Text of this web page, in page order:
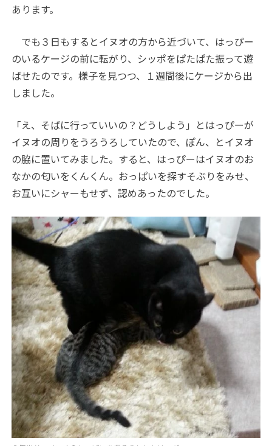
あります。
でも３日もするとイヌオの方から近づいて、はっぴー
のいるケージの前に転がり、シッポをぱたぱた振って遊
ばせたのです。様子を見つつ、１週間後にケージから出
しました。
「え、そばに行っていいの？どうしよう」とはっぴーが
イヌオの周りをうろうろしていたので、ぽん、とイヌオ
の脇に置いてみました。すると、はっぴーはイヌオのお
なかの匂いをくんくん。おっぱいを探すそぶりをみせ、
お互いにシャーもせず、認めあったのでした。